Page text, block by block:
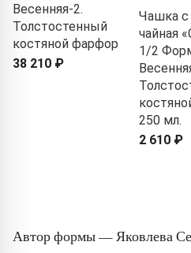
Весенняя-2.
Толстостенный
костяной фарфор
38 210 ₽
Чашка
чайная
1/2
250 мл.
2 610 ₽
Автор формы — Яковлева